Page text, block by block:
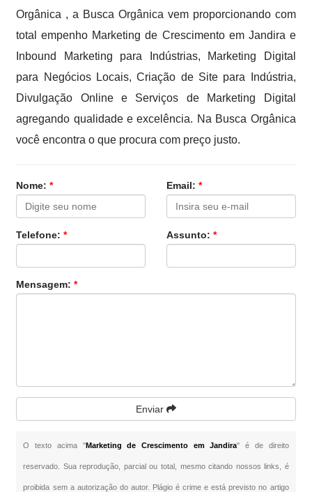
Orgânica , a Busca Orgânica vem proporcionando com
total empenho Marketing de Crescimento em Jandira e
Inbound Marketing para Indústrias, Marketing Digital
para Negócios Locais, Criação de Site para Indústria,
Divulgação Online e Serviços de Marketing Digital
agregando qualidade e excelência. Na Busca Orgânica
você encontra o que procura com preço justo.
Nome:* Email: *
Telefone:* Assunto: *
Mensagem:*
Enviar
O texto acima "Marketing de Crescimento em Jandira" é de direito
reservado. Sua reprodução, parcial ou total, mesmo citando nossos links, é
proibida sem a autorização do autor. Plágio é crime e está previsto no artigo